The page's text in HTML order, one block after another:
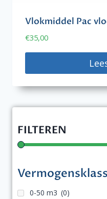
Vlokmiddel Pac
€35,00
FILTEREN
0-50 m3 (0)